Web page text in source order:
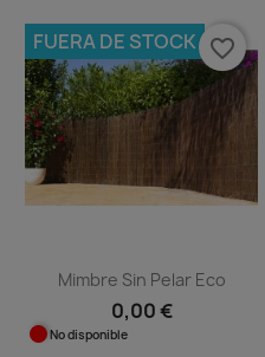
Mimbre Sin Pelar Eco
0,00 €
No disponible
FUERA DE STOCK favorite_border